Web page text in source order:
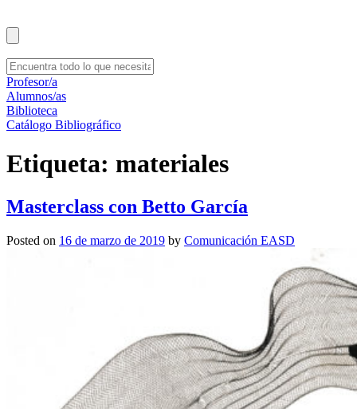
Profesor/a
Alumnos/as
Biblioteca
Catálogo Bibliográfico
Etiqueta: materiales
Masterclass con Betto García
Posted on 16 de marzo de 2019 by Comunicación EASD